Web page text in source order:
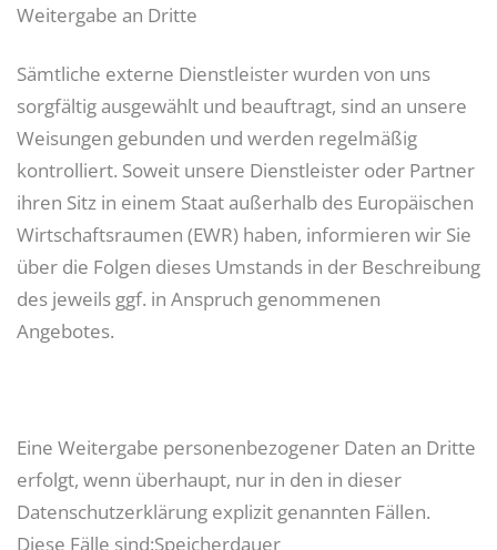
Weitergabe an Dritte
Sämtliche externe Dienstleister wurden von uns
sorgfältig ausgewählt und beauftragt, sind an unsere
Weisungen gebunden und werden regelmäßig
kontrolliert. Soweit unsere Dienstleister oder Partner
ihren Sitz in einem Staat außerhalb des Europäischen
Wirtschaftsraumen (EWR) haben, informieren wir Sie
über die Folgen dieses Umstands in der Beschreibung
des jeweils ggf. in Anspruch genommenen
Angebotes.
Eine Weitergabe personenbezogener Daten an Dritte
erfolgt, wenn überhaupt, nur in den in dieser
Datenschutzerklärung explizit genannten Fällen.
Diese Fälle sind:Speicherdauer